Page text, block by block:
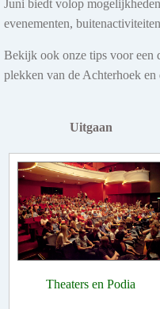
Juni biedt volop
evenementen,
Bekijk ook onze tips voor een
plekken van de Achterhoek en
Uitgaan
Theaters en Podia